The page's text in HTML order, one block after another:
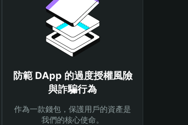
防範 DApp 的過度授權風險
與詐騙行為
作為一款錢包，保護用戶的資產是
我們的核心使命。